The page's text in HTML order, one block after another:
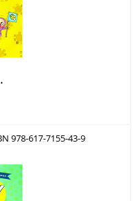
978-617-7155-43-9